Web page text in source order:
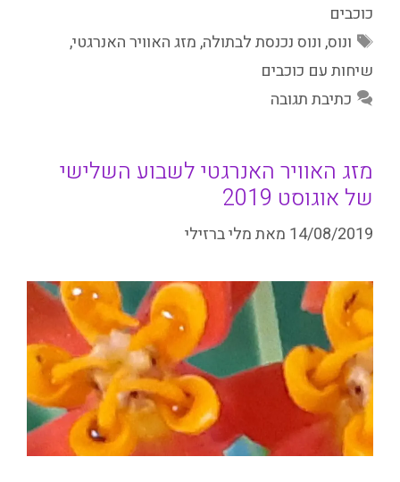
כוכבים
תגיות
ונוס,ונוס נכנסת לבתולה,מזג האוויר האנרגטי,
שיחות עם כוכבים
כתיבת תגובה
מזג האוויר האנרגטי לשבוע השלישי
של אוגוסט 2019
14/08/2019 מאתמלי ברזילי